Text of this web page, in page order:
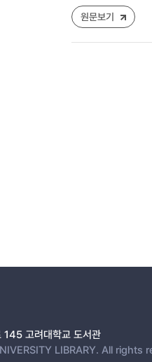
원문보기
고려대학교 도서관
LIBRARY. All rights